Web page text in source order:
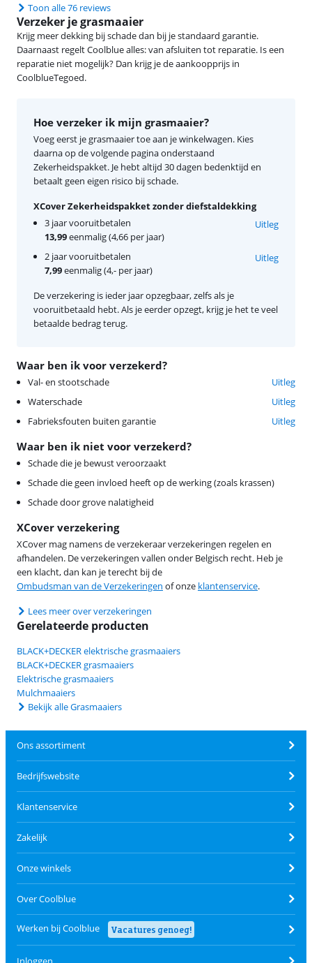
Toon alle 76 reviews
Verzeker je grasmaaier
Krijg meer dekking bij schade dan bij je standaard garantie.
Daarnaast regelt Coolblue alles: van afsluiten tot reparatie. Is een
reparatie niet mogelijk? Dan krijg je de aankoopprijs in
CoolblueTegoed.
Waar ben ik voor verzekerd?
Val- en stootschade
Uitleg
Waterschade
Uitleg
Fabrieksfouten buiten garantie
Uitleg
Waar ben ik niet voor verzekerd?
Schade die je bewust veroorzaakt
Schade die geen invloed heeft op de werking (zoals krassen)
Schade door grove nalatigheid
XCover verzekering
XCover mag namens de verzekeraar verzekeringen regelen en
afhandelen. De verzekeringen vallen onder Belgisch recht. Heb je
een klacht, dan kan je terecht bij de
Ombudsman van de Verzekeringen of onze klantenservice.
Lees meer over verzekeringen
Hoe verzeker ik mijn grasmaaier?
Voeg eerst je grasmaaier toe aan je winkelwagen. Kies
daarna op de volgende pagina onderstaand
Zekerheidspakket. Je hebt altijd 30 dagen bedenktijd en
betaalt geen eigen risico bij schade.
XCover Zekerheidspakket zonder diefstaldekking
3 jaar vooruitbetalen
13,99eenmalig (4,66 per jaar)
Uitleg
2 jaar vooruitbetalen
7,99eenmalig (4,- per jaar)
Uitleg
De verzekering is ieder jaar opzegbaar, zelfs als je
vooruitbetaald hebt. Als je eerder opzegt, krijg je het te veel
betaalde bedrag terug.
Gerelateerde producten
BLACK+DECKER elektrische grasmaaiers
BLACK+DECKER grasmaaiers
Elektrische grasmaaiers
Mulchmaaiers
Bekijk alle Grasmaaiers
Ons assortiment
Bedrijfswebsite
Klantenservice
Zakelijk
Onze winkels
Over Coolblue
Werken bij Coolblue Vacatures genoeg!